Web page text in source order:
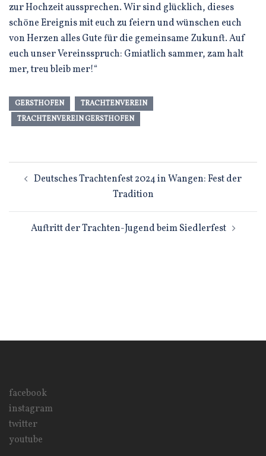
zur Hochzeit aussprechen. Wir sind glücklich, dieses
schöne Ereignis mit euch zu feiern und wünschen euch
von Herzen alles Gute für die gemeinsame Zukunft. Auf
euch unser Vereinsspruch: Gmiatlich sammer, zam halt
mer, treu bleib mer!“
GERSTHOFEN
TRACHTENVEREIN
TRACHTENVEREIN GERSTHOFEN
Beitragsnavigation
Deutsches Trachtenfest 2024 in Wangen: Fest der
Tradition
Auftritt der Trachten-Jugend beim Siedlerfest
facebook
instagram
twitter
youtube